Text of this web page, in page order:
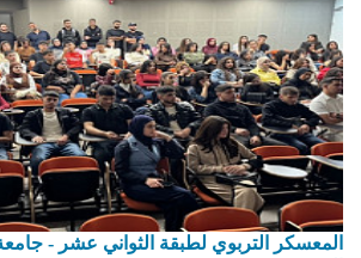
المعسكر التربوي لطبقة الثواني عشر -